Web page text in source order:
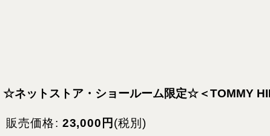
☆ネットストア・ショールーム限定☆＜TOMMY
販売価格: 23,000 円 (税別)